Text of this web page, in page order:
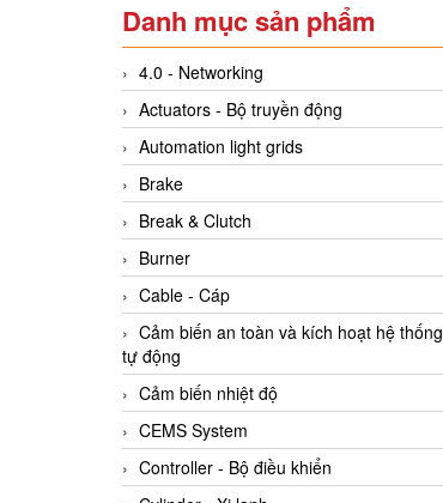
Danh mục sản phẩm
4.0 - Networking
Actuators - Bộ truyền động
Automation light grids
Brake
Break & Clutch
Burner
Cable - Cáp
Cảm biến an toàn và kích hoạt hệ thống
tự động
Cảm biến nhiệt độ
CEMS System
Controller - Bộ điều khiển